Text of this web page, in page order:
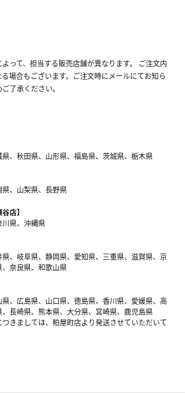
って、担当する販売店舗が異なります。 ご注文内
場合もございます。ご注文時にメールにてお知ら
了承ください。
、秋田県、山形県、福島県、茨城県、栃木県
、山梨県、長野県
店】
県、沖縄県
、岐阜県、静岡県、愛知県、三重県、滋賀県、京
奈良県、和歌山県
、広島県、山口県、徳島県、香川県、愛媛県、高
長崎県、熊本県、大分県、宮崎県、鹿児島県
きましては、粕屋町店より発送させていただいて